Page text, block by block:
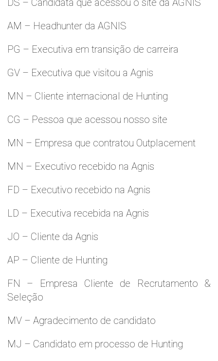
DS – Candidata que acessou o site da AGNIS
AM – Headhunter da AGNIS
PG – Executiva em transição de carreira
GV – Executiva que visitou a Agnis
MN – Cliente internacional de Hunting
CG – Pessoa que acessou nosso site
MN – Empresa que contratou Outplacement
MN – Executivo recebido na Agnis
FD – Executivo recebido na Agnis
LD – Executiva recebida na Agnis
JO – Cliente da Agnis
AP – Cliente de Hunting
FN – Empresa Cliente de Recrutamento &
Seleção
MV – Agradecimento de candidato
MJ – Candidato em processo de Hunting